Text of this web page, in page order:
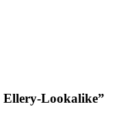
Lookalike”